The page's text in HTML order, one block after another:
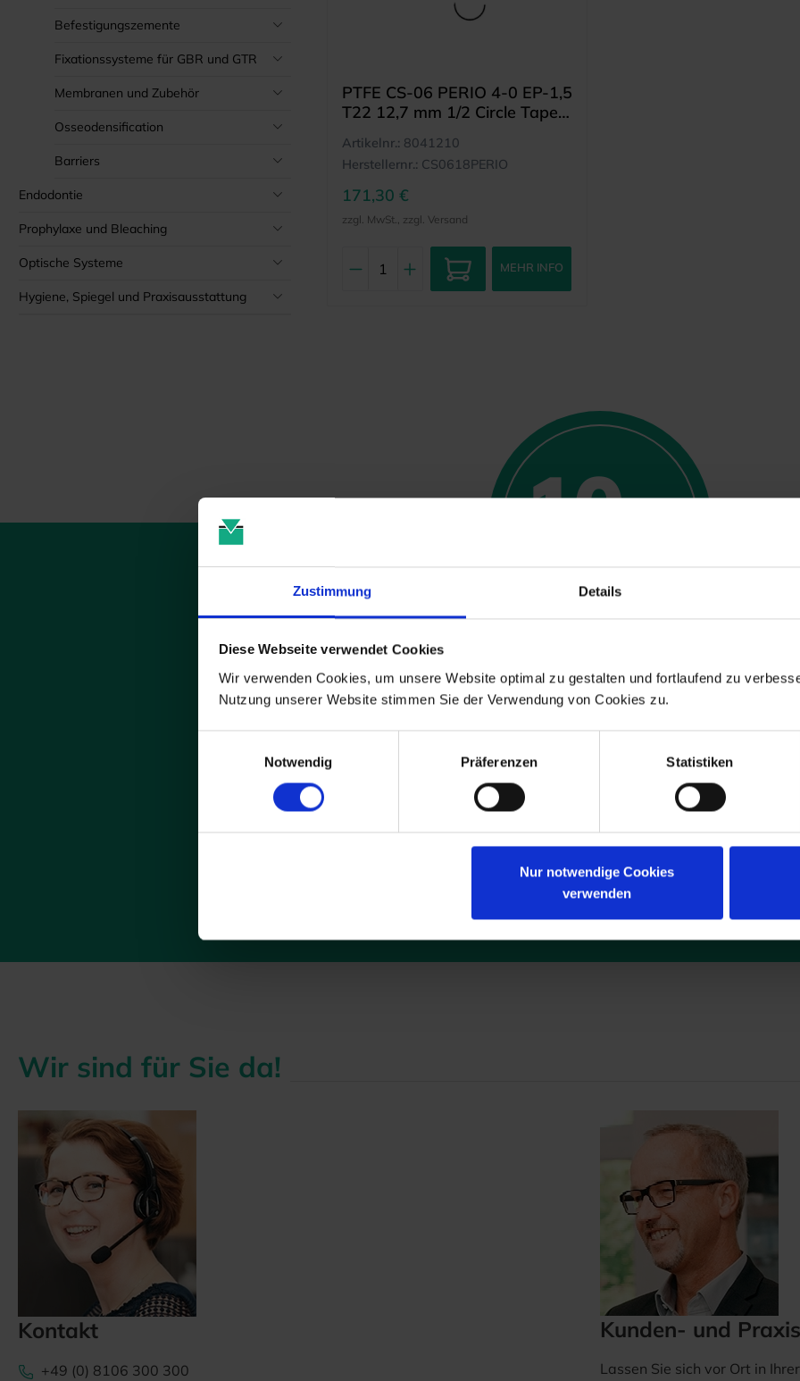
Zustimmung Details
Diese Webseite verwendet Cookies
Wir verwenden Cookies, um unsere Website optimal zu gestalten und fortlaufend zu
Nutzung unserer Website stimmen Sie der Verwendung von Cookies zu.
Notwendig
Präferenzen Statistiken
Nur notwendige Cookies
verwenden
Befestigungszemente
Fixationssysteme für GBR und GTR
Membranen und Zubehör
Osseodensification
Barriers
Endodontie
Prophylaxe und Bleaching
Optische Systeme
Hygiene, Spiegel und Praxisausstattung
PTFE CS-06 PERIO 4-0 EP-1,5
T22 12,7 mm 1/2 Circle Taper
Artikelnr.: 8041210
Herstellernr.: CS0618PERIO
171,30 €
zzgl. MwSt., zzgl. Versand
MEHR INFO
10%
ADS-Newsmail
Melden Sie sich jetzt für unsere kostenfreie ADS-Newsmail an
JETZT GUTSCHEIN SICHERN
Die Abmeldung ist jederzeit möglich. Es gelten die Bedingungen zum Datenschutz.
Wir sind für Sie da!
Kontakt
+49 (0) 8106 300 300
Kunden- und
Lassen Sie sich vor Ort in